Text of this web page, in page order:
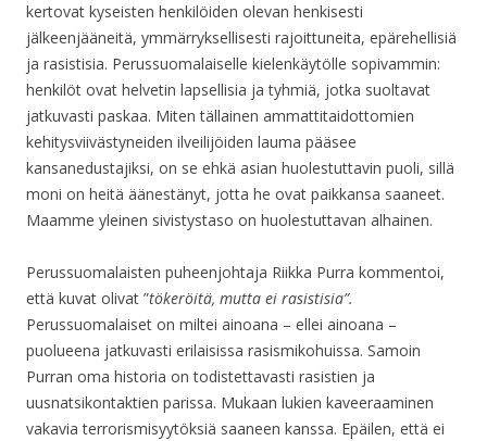
kertovat kyseisten henkilöiden olevan henkisesti
jälkeenjääneitä, ymmärryksellisesti rajoittuneita, epärehellisiä
ja rasistisia. Perussuomalaiselle kielenkäytölle sopivammin:
henkilöt ovat helvetin lapsellisia ja tyhmiä, jotka suoltavat
jatkuvasti paskaa. Miten tällainen ammattitaidottomien
kehitysviivästyneiden ilveilijöiden lauma pääsee
kansanedustajiksi, on se ehkä asian huolestuttavin puoli, sillä
moni on heitä äänestänyt, jotta he ovat paikkansa saaneet.
Maamme yleinen sivistystaso on huolestuttavan alhainen.
Perussuomalaisten puheenjohtaja Riikka Purra kommentoi,
että kuvat olivat ”tökeröitä, mutta ei rasistisia”.
Perussuomalaiset on miltei ainoana – ellei ainoana –
puolueena jatkuvasti erilaisissa rasismikohuissa. Samoin
Purran oma historia on todistettavasti rasistien ja
uusnatsikontaktien parissa. Mukaan lukien kaveeraaminen
vakavia terrorismisyytöksiä saaneen kanssa. Epäilen, että ei